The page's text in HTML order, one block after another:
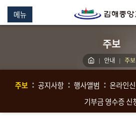
메뉴
주보
안내 주보
주보 공지사항 행사앨범 온라인
기부금 영수증 신